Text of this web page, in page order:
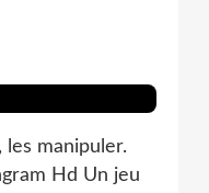
manipuler.
Hd Un jeu